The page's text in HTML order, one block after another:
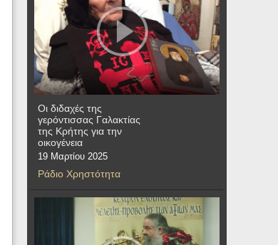
Οι διδαχές της
γερόντισσας Γαλακτίας
της Κρήτης για την
οικογένεια
19 Μαρτίου 2025
Ράδιο Χρηστότητα